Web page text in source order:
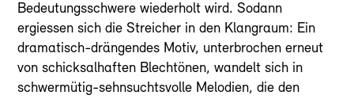
Bedeutungsschwere wiederholt wird. Sodann
ergiessen sich die Streicher in den Klangraum: Ein
dramatisch-drängendes Motiv, unterbrochen erneut
von schicksalhaften Blechtönen, wandelt sich in
schwermütig-sehnsuchtsvolle Melodien, die den